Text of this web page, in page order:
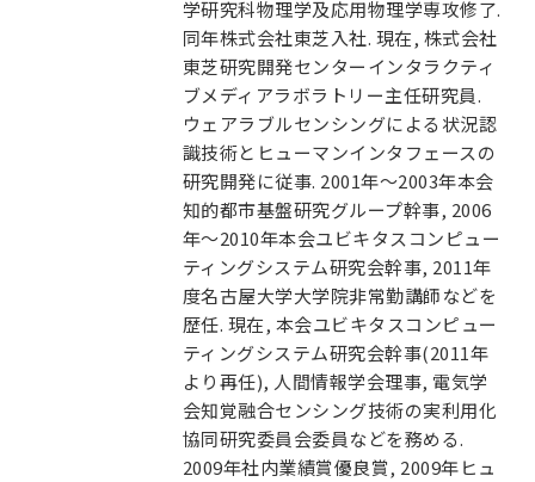
学研究科物理学及応用物理学専攻修了.
同年株式会社東芝入社. 現在, 株式会社
東芝研究開発センターインタラクティ
ブメディアラボラトリー主任研究員.
ウェアラブルセンシングによる状況認
識技術とヒューマンインタフェースの
研究開発に従事. 2001年～2003年本会
知的都市基盤研究グループ幹事, 2006
年～2010年本会ユビキタスコンピュー
ティングシステム研究会幹事, 2011年
度名古屋大学大学院非常勤講師などを
歴任. 現在, 本会ユビキタスコンピュー
ティングシステム研究会幹事(2011年
より再任), 人間情報学会理事, 電気学
会知覚融合センシング技術の実利用化
協同研究委員会委員などを務める.
2009年社内業績賞優良賞, 2009年ヒュ